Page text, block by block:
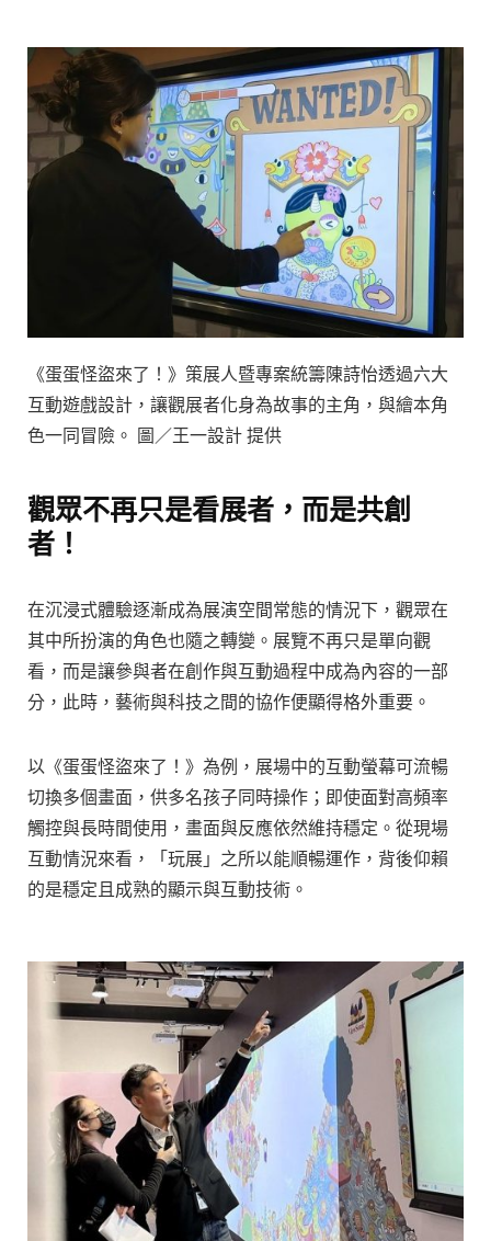
《蛋蛋怪盜來了！》策展人暨專案統籌陳詩怡透過六大
互動遊戲設計，讓觀展者化身為故事的主角，與繪本角
色一同冒險。 圖／王一設計 提供
觀眾不再只是看展者，而是共創
者！
在沉浸式體驗逐漸成為展演空間常態的情況下，觀眾在
其中所扮演的角色也隨之轉變。展覽不再只是單向觀
看，而是讓參與者在創作與互動過程中成為內容的一部
分，此時，藝術與科技之間的協作便顯得格外重要。
以《蛋蛋怪盜來了！》為例，展場中的互動螢幕可流暢
切換多個畫面，供多名孩子同時操作；即使面對高頻率
觸控與長時間使用，畫面與反應依然維持穩定。從現場
互動情況來看，「玩展」之所以能順暢運作，背後仰賴
的是穩定且成熟的顯示與互動技術。